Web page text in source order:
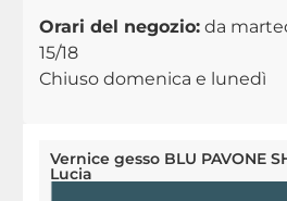
Vernice gesso BLU PAVONE
Lucia
Orari del negozio:da
15/18
Chiuso domenica e lunedì